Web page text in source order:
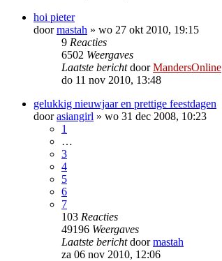
hoi pieter
doormastah » wo 27 okt 2010, 19:15
9 Reacties
6502 Weergaves
Laatste berichtdoorMandersOnline
do 11 nov 2010, 13:48
gelukkig nieuwjaar en prettige feestdagen
doorasiangirl » wo 31 dec 2008, 10:23
1
…
3
4
5
6
7
103 Reacties
49196 Weergaves
Laatste berichtdoormastah
za 06 nov 2010, 12:06